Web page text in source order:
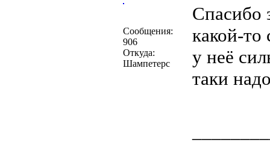
Сообщения:
906
Откуда:
Шампетерс
Спасибо
какой-то
у неё
таки